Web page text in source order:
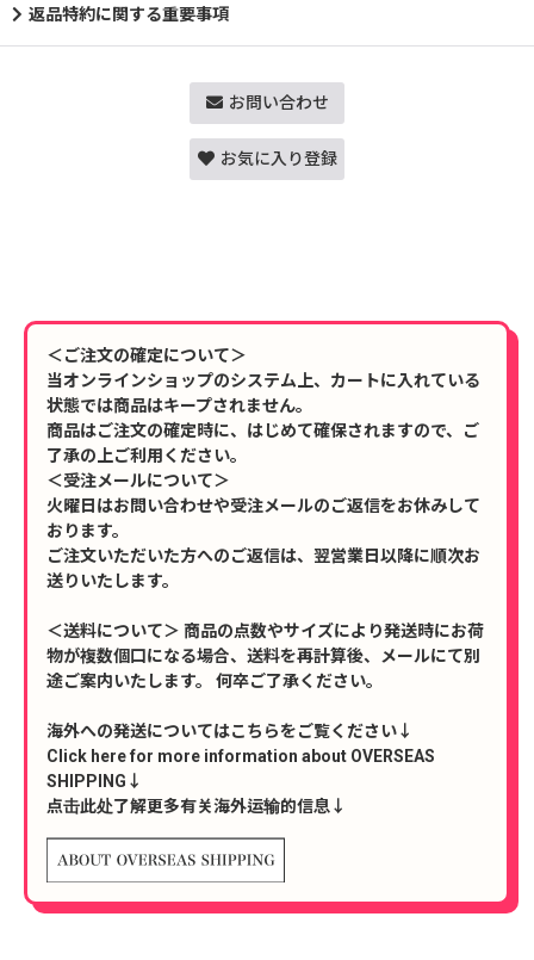
返品特約に関する重要事項
お問い合わせ
お気に入り登録
＜ご注文の確定について＞
当オンラインショップのシステム上、カートに入れている
状態では商品はキープされません。
商品はご注文の確定時に、はじめて確保されますので、ご
了承の上ご利用ください。
＜受注メールについて＞
火曜日はお問い合わせや受注メールのご返信をお休みして
おります。
ご注文いただいた方へのご返信は、翌営業日以降に順次お
送りいたします。
＜送料について＞ 商品の点数やサイズにより発送時にお荷
物が複数個口になる場合、送料を再計算後、メールにて別
途ご案内いたします。 何卒ご了承ください。
海外への発送についてはこちらをご覧ください↓
Click here for more information about OVERSEAS
SHIPPING↓
点击此处了解更多有关海外运输的信息↓